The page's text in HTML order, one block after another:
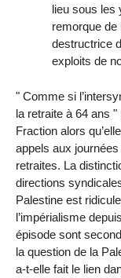
lieu sous les
remorque de
destructrice
exploits de
" Comme si
la retraite à 64 ans
Fraction alors
appels aux
retraites. La
directions
Palestine est
l’impérialisme
épisode sont
la question de la
a-t-elle fait le lien